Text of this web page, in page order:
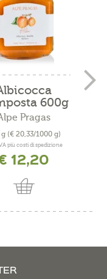
600g
Pragas
g (€ 20,33/1000 g)
più costi di spedizione
12,20